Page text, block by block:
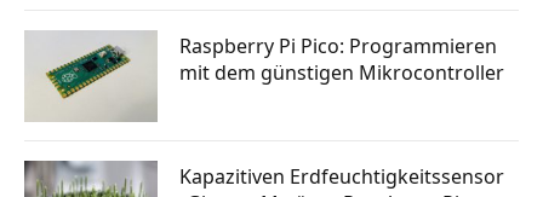
Raspberry Pi Pico: Programmieren
mit dem günstigen Mikrocontroller
Kapazitiven Erdfeuchtigkeitssensor